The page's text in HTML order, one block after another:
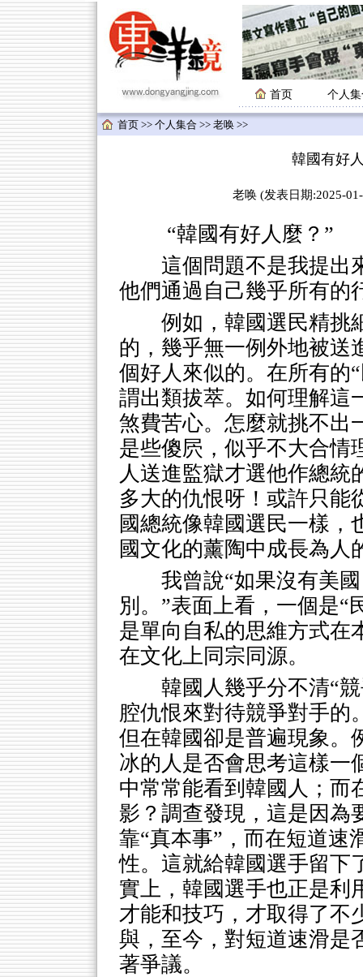
首页 个人
首页 >> 个人集合 >> 老唤 >>
韓國有好
老唤 (发表日期:2025-
“韓國有好人麼？”
這個問題不是我提出
他們通過自己幾乎所有的
例如，韓國選民精挑
的，幾乎無一例外地被送
個好人來似的。在所有的
謂出類拔萃。如何理解這
煞費苦心。怎麼就挑不出
是些傻屄，似乎不大合情
人送進監獄才選他作總統
多大的仇恨呀！或許只能
國總統像韓國選民一樣，
國文化的薰陶中成長為人
我曾說“如果沒有美
別。”表面上看，一個是“
是單向自私的思維方式在
在文化上同宗同源。
韓國人幾乎分不清“
腔仇恨來對待競爭對手的
但在韓國卻是普遍現象。
冰的人是否會思考這樣一
中常常能看到韓國人；而
影？調查發現，這是因為
靠“真本事”，而在短道速
性。這就給韓國選手留下
實上，韓國選手也正是利
才能和技巧，才取得了不
與，至今，對短道速滑是
著爭議。